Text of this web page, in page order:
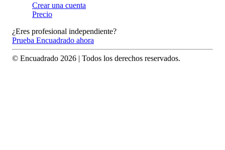
Crear una cuenta
Precio
¿Eres profesional independiente?
Prueba Encuadrado ahora
© Encuadrado 2026 | Todos los derechos reservados.